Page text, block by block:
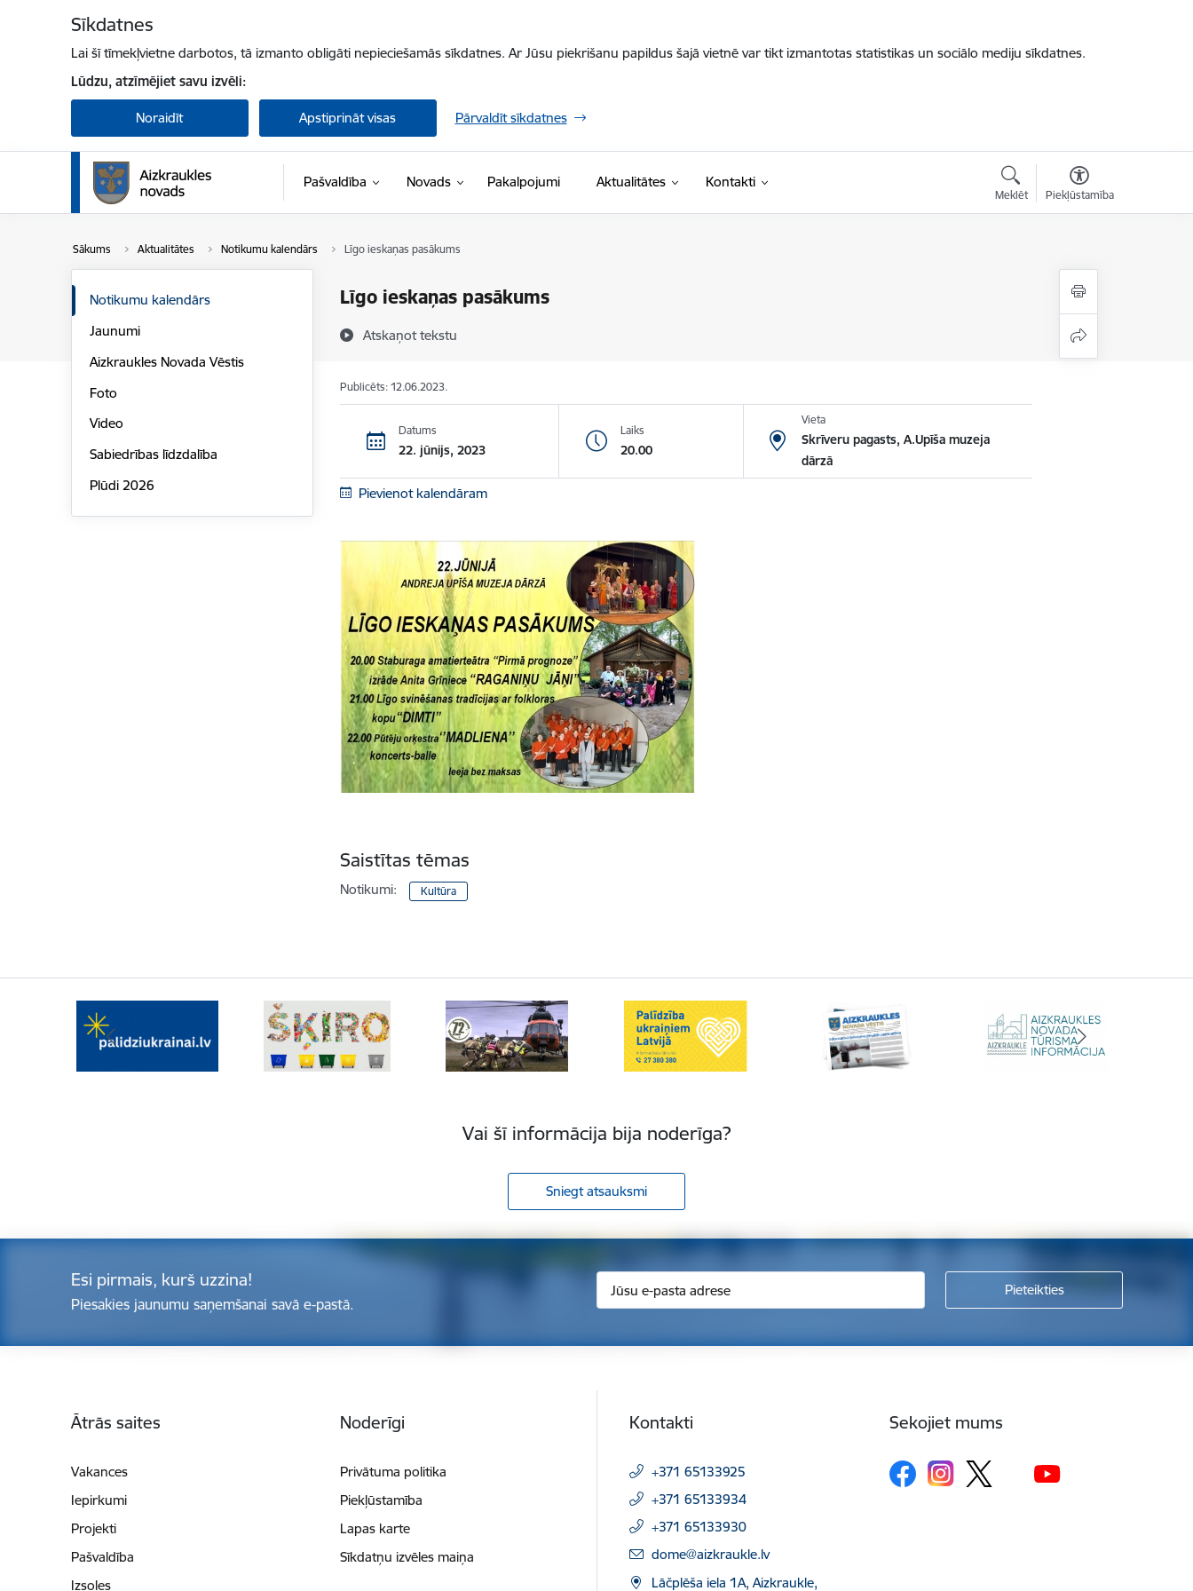
Sīkdatnes
Lai šī tīmekļvietne darbotos, tā izmanto obligāti nepieciešamās sīkdatnes. Ar Jūsu piekrišanu papildus šajā vietnē var tikt izmantotas statistikas un sociālo mediju sīkdatnes.
Lūdzu, atzīmējiet savu izvēli:
Noraidīt Apstiprināt visas Pārvaldīt sīkdatnes
Pašvaldība Novads Pakalpojumi Aktualitātes Kontakti
Meklēt Piekļūstamība
Sākums Aktualitātes Notikumu kalendārs Līgo ieskaņas pasākums
Līgo ieskaņas pasākums
Atskaņot tekstu
Notikumu kalendārs
Jaunumi
Aizkraukles Novada Vēstis
Foto
Video
Sabiedrības līdzdalība
Plūdi 2026
Publicēts: 12.06.2023.
Datums
22. jūnijs, 2023
Laiks
20.00
Vieta
Skrīveru pagasts, A.Upīša muzeja
dārzā
Pievienot kalendāram
Saistītas tēmas
Notikumi: Kultūra
Vai šī informācija bija noderīga?
Sniegt atsauksmi
Esi pirmais, kurš uzzina!
Piesakies jaunumu saņemšanai savā e-pastā.
Ātrās saites
Vakances
Iepirkumi
Projekti
Pašvaldība
Izsoles
Noderīgi
Privātuma politika
Piekļūstamība
Lapas karte
Sīkdatņu izvēles maiņa
Kontakti
+371 65133925
+371 65133934
+371 65133930
E-pasts:
dome@aizkraukle.lv
Lāčplēša iela 1A, Aizkraukle,
Sekojiet mums